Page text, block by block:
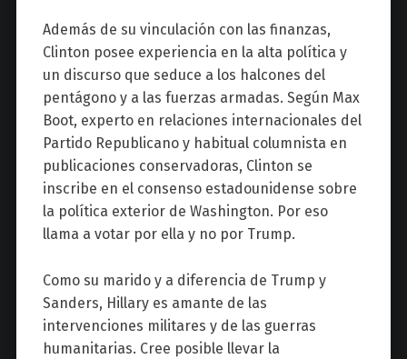
Además de su vinculación con las finanzas,
Clinton posee experiencia en la alta política y
un discurso que seduce a los halcones del
pentágono y a las fuerzas armadas. Según Max
Boot, experto en relaciones internacionales del
Partido Republicano y habitual columnista en
publicaciones conservadoras, Clinton se
inscribe en el consenso estadounidense sobre
la política exterior de Washington. Por eso
llama a votar por ella y no por Trump.
Como su marido y a diferencia de Trump y
Sanders, Hillary es amante de las
intervenciones militares y de las guerras
humanitarias. Cree posible llevar la